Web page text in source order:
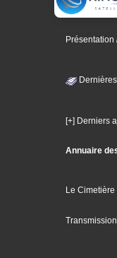
Présentation
[+] Derniers
Annuaire
Le